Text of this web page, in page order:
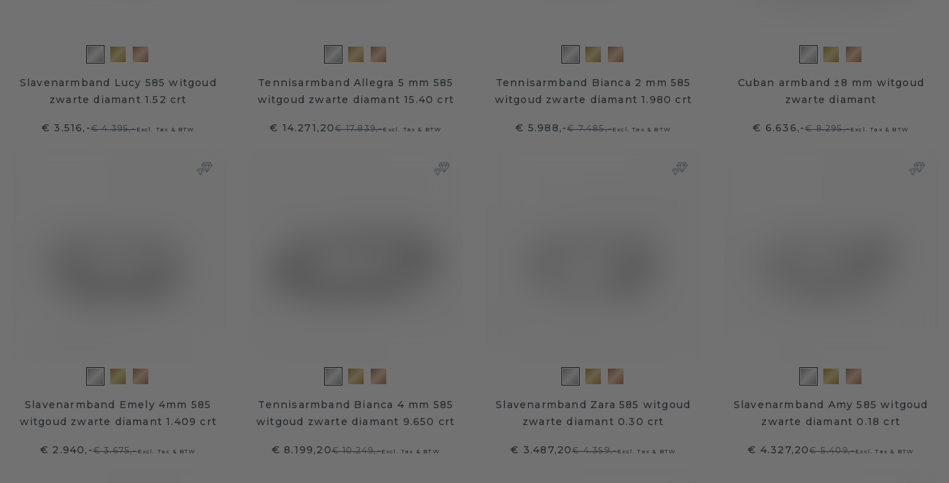
Slavenarmband Lucy 585 witgoud
zwarte diamant 1.52 crt
€ 3.516,-€ 4.395,-Excl. Tax & BTW
Tennisarmband Allegra 5 mm 585
witgoud zwarte diamant 15.40 crt
€ 14.271,20€ 17.839,-Excl. Tax & BTW
Tennisarmband Bianca 2 mm 585
witgoud zwarte diamant 1.980 crt
€ 5.988,-€ 7.485,-Excl. Tax & BTW
Cuban armband ±8 mm witgoud
zwarte diamant
€ 6.636,-€ 8.295,-Excl. Tax & BTW
Slavenarmband Emely 4mm 585
witgoud zwarte diamant 1.409 crt
€ 2.940,-€ 3.675,-Excl. Tax & BTW
Tennisarmband Bianca 4 mm 585
witgoud zwarte diamant 9.650 crt
€ 8.199,20€ 10.249,-Excl. Tax & BTW
Slavenarmband Zara 585 witgoud
zwarte diamant 0.30 crt
€ 3.487,20€ 4.359,-Excl. Tax & BTW
Slavenarmband Amy 585 witgoud
zwarte diamant 0.18 crt
€ 4.327,20€ 5.409,-Excl. Tax & BTW